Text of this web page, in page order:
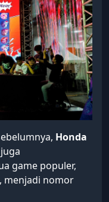
Honda
juga
game populer,
, menjadi nomor